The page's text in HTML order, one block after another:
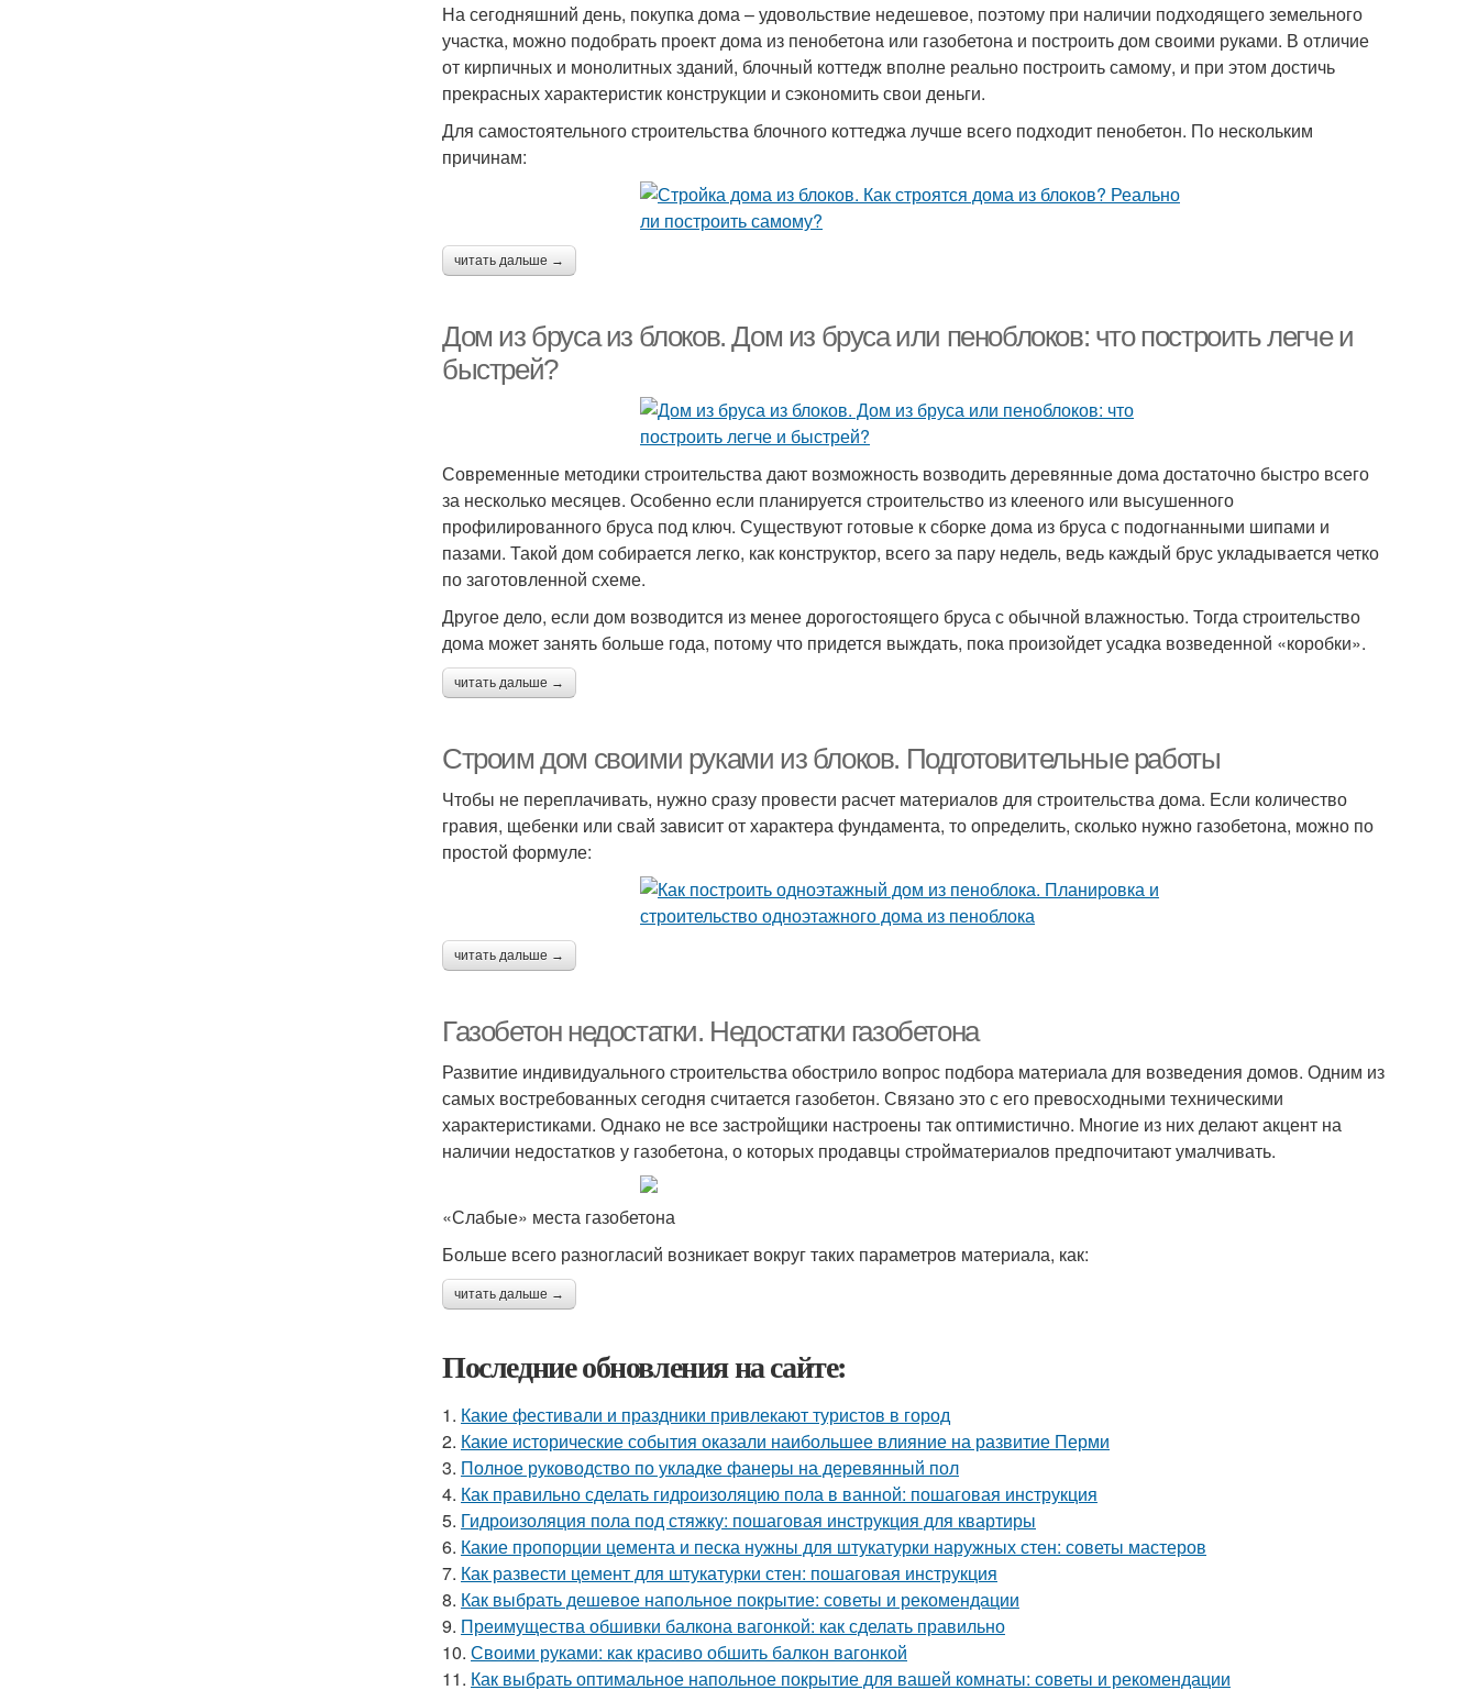
На сегодняшний день, покупка дома – удовольствие недешевое, поэтому при наличии подходящего земельного
участка, можно подобрать проект дома из пенобетона или газобетона и построить дом своими руками. В отличие
от кирпичных и монолитных зданий, блочный коттедж вполне реально построить самому, и при этом достичь
прекрасных характеристик конструкции и сэкономить свои деньги.
Для самостоятельного строительства блочного коттеджа лучше всего подходит пенобетон. По нескольким
причинам:
читать дальше →
Дом из бруса из блоков. Дом из бруса или пеноблоков: что построить легче и
быстрей?
Современные методики строительства дают возможность возводить деревянные дома достаточно быстро всего
за несколько месяцев. Особенно если планируется строительство из клееного или высушенного
профилированного бруса под ключ. Существуют готовые к сборке дома из бруса с подогнанными шипами и
пазами. Такой дом собирается легко, как конструктор, всего за пару недель, ведь каждый брус укладывается четко
по заготовленной схеме.
Другое дело, если дом возводится из менее дорогостоящего бруса с обычной влажностью. Тогда строительство
дома может занять больше года, потому что придется выждать, пока произойдет усадка возведенной «коробки».
читать дальше →
Строим дом своими руками из блоков. Подготовительные работы
Чтобы не переплачивать, нужно сразу провести расчет материалов для строительства дома. Если количество
гравия, щебенки или свай зависит от характера фундамента, то определить, сколько нужно газобетона, можно по
простой формуле:
читать дальше →
Газобетон недостатки. Недостатки газобетона
Развитие индивидуального строительства обострило вопрос подбора материала для возведения домов. Одним из
самых востребованных сегодня считается газобетон. Связано это с его превосходными техническими
характеристиками. Однако не все застройщики настроены так оптимистично. Многие из них делают акцент на
наличии недостатков у газобетона, о которых продавцы стройматериалов предпочитают умалчивать.
«Слабые» места газобетона
Больше всего разногласий возникает вокруг таких параметров материала, как:
читать дальше →
Последние обновления на сайте:
1. Какие фестивали и праздники привлекают туристов в город
2. Какие исторические события оказали наибольшее влияние на развитие Перми
3. Полное руководство по укладке фанеры на деревянный пол
4. Как правильно сделать гидроизоляцию пола в ванной: пошаговая инструкция
5. Гидроизоляция пола под стяжку: пошаговая инструкция для квартиры
6. Какие пропорции цемента и песка нужны для штукатурки наружных стен: советы мастеров
7. Как развести цемент для штукатурки стен: пошаговая инструкция
8. Как выбрать дешевое напольное покрытие: советы и рекомендации
9. Преимущества обшивки балкона вагонкой: как сделать правильно
10. Своими руками: как красиво обшить балкон вагонкой
11. Как выбрать оптимальное напольное покрытие для вашей комнаты: советы и рекомендации